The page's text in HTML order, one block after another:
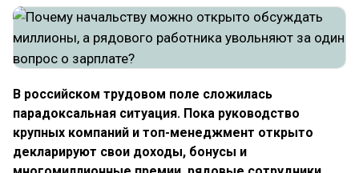
В российском трудовом поле сложилась
парадоксальная ситуация. Пока руководство
крупных компаний и топ-менеджмент открыто
декларируют свои доходы, бонусы и